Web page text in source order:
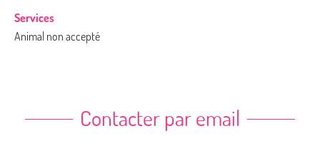
Services
Animal non accepté
Contacter par email